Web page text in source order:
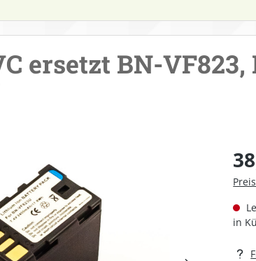
ersetzt BN-VF823,
in